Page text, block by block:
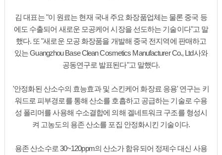
김 대표는 "이 원료는 현재 국내 주요 화장품업체는 물론 중국 등
에도 수출되어 새로운 모공케어 시장을 선도하는 기술이다"고 말
했다. 또 "새로운 모공 화장품을 개발해 중국 전지역에 판매하고
있는 Guangzhou Base Clean Cosmetics Manufacturer Co., Ltd사와
공동연구로 발표된다"고 말했다.
'안정화된 산소수의 효능효과 및 스킨케어 화장료 응용' 연구는 키
워드로 피부경로를 통해 산소를 호흡하고 공급하는 기술로 수용
성 폴리머를 사용해 수소결합에 의해 겔네트워크 구조를 형성시
켜 고농도의 용존 산소를 포집 안정화시킨 기술이다.
용존 산소수로 30~120ppm의 산소가 함유되어 정제수 대신 사용